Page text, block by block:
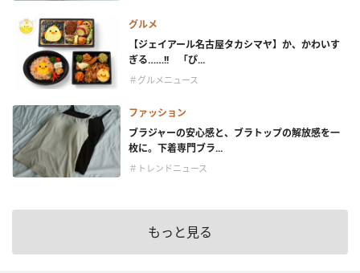
グルメ
【ジェイアール名古屋タカシマヤ】か、かわいす
ぎる……!! 「ぴ...
＃グルメニュース
ファッション
ブラジャーの安心感と、ブラトップの解放感を一
枚に。下着専門ブラ...
＃トレンドニュース
もっと見る